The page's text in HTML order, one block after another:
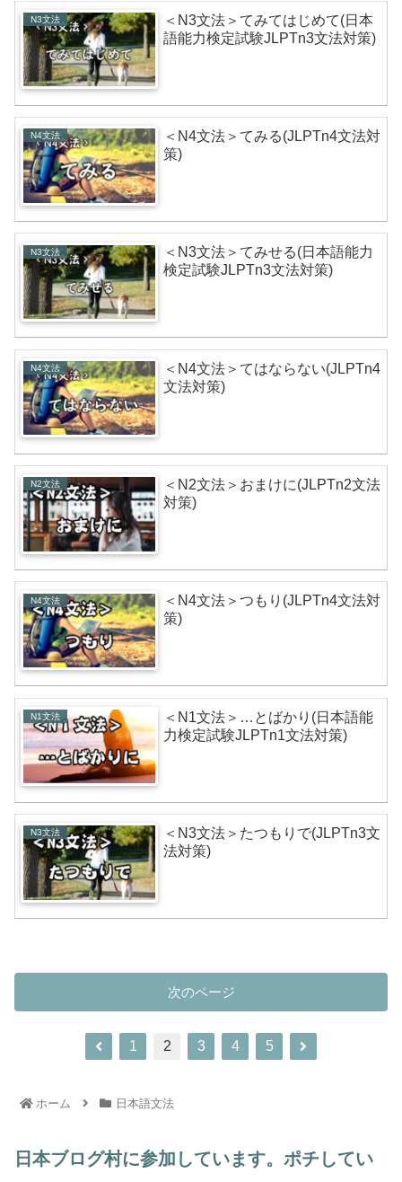
N3文法
＜N3文法＞てみてはじめて(日本
語能力検定試験JLPTn3文法対策)
N4文法
＜N4文法＞てみる(JLPTn4文法対
策)
N3文法
＜N3文法＞てみせる(日本語能力
検定試験JLPTn3文法対策)
N4文法
＜N4文法＞てはならない(JLPTn4
文法対策)
N2文法
＜N2文法＞おまけに(JLPTn2文法
対策)
N4文法
＜N4文法＞つもり(JLPTn4文法対
策)
N1文法
＜N1文法＞…とばかり(日本語能
力検定試験JLPTn1文法対策)
N3文法
＜N3文法＞たつもりで(JLPTn3文
法対策)
次のページ
1 2 3 4 5
ホーム 日本語文法
日本ブログ村に参加しています。ポチしてい